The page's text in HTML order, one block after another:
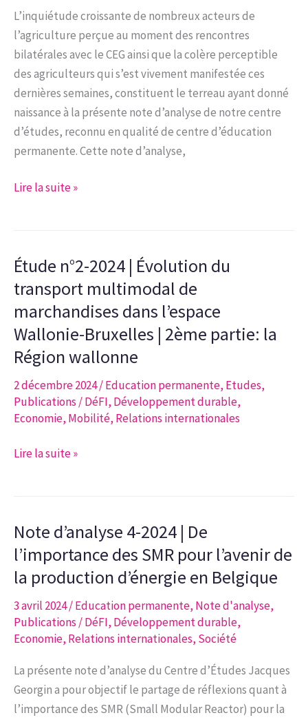
Wallonie-
Bruxelles
|
3ème
partie
:
L’Entité
Wallonie-
L’inquiétude croissante de nombreux acteurs de
l’agriculture perçue au moment des rencontres
bilatérales avec le CEG ainsi que la colère perceptible
des agriculteurs qui s’est vivement manifestée ces
dernières semaines, constituent le terreau ayant donné
naissance à la présente note d’analyse de notre centre
d’études, reconnu en qualité de centre d’éducation
permanente. Cette note d’analyse,
Note
|
Union
européenne
et
Mercosur,
les
enjeux
d’un
accord
haute
Lire la suite »
Étude n°2-2024 | Évolution du
transport multimodal de
marchandises dans l’espace
Wallonie-Bruxelles | 2ème partie: la
Région wallonne
2 décembre 2024/Education permanente, Etudes,
Publications /DéFI, Développement durable,
Economie, Mobilité, Relations internationales
Étude
Évolution
du
transport
multimodal
de
marchandises
dans
l’espace
Wallonie-
Bruxelles
Lire la suite »
Note d’analyse 4-2024 | De
l’importance des SMR pour l’avenir de
la production d’énergie en Belgique
3 avril 2024/Education permanente, Note d'analyse,
Publications /DéFI, Développement durable,
Economie, Relations internationales, Société
La présente note d’analyse du Centre d’Études Jacques
Georgin a pour objectif le partage de réflexions quant à
l’importance des SMR (Small Modular Reactor) pour la